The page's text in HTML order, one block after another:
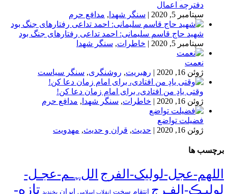
دفترچه اعمال
سپتامبر 5, 2020
| سنگر شهدا , مدافع حرم
شهید حاج قاسم سلیمانی: احمد تداعی رفتارهای جنگ بود
سپتامبر 5, 2020
| خاطرات, سنگر شهدا
نعمت
ژوئن 16, 2020
| رهبریت, روشنگری, سنگر سیاست
وقتی یادِ من افتادی، برای امام زمان دعا کن!
ژوئن 16, 2020
| خاطرات, سنگر شهدا , مدافع حرم
فضیلت تواضع
ژوئن 16, 2020
| حدیث, قران و حدیث, مهدویت
برچسب ها
اللهم-عجل-لولیک-الفرج اللﮩـم-عجـل-
لولیـڪ-الفـرج انتقام سخت انقلاب اسلامی ایران بخندید تازه-